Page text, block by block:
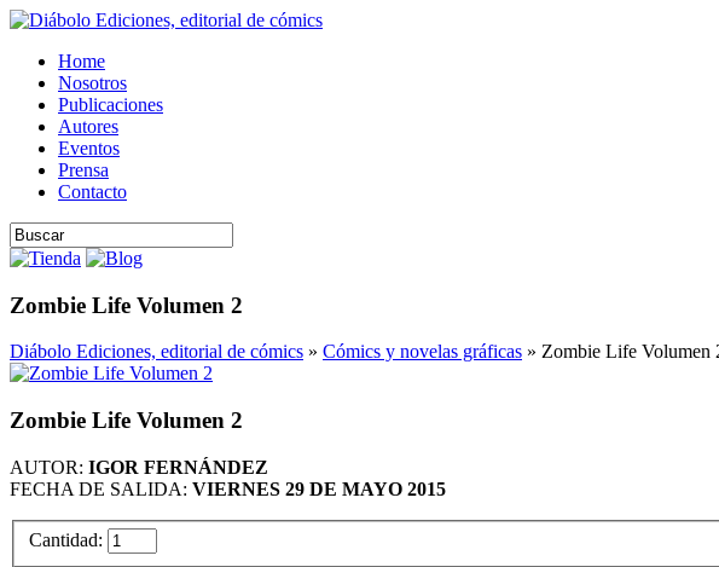
Home
Nosotros
Publicaciones
Autores
Eventos
Prensa
Contacto
Zombie Life Volumen 2
Diábolo Ediciones, editorial de cómics » Cómics y novelas gráficas » Zombie Life Volumen
Zombie Life Volumen 2
AUTOR: IGOR FERNÁNDEZ
FECHA DE SALIDA: VIERNES 29 DE MAYO 2015
Cantidad: